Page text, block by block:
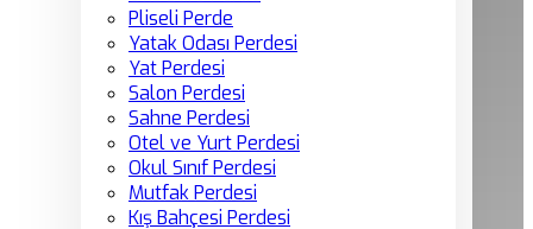
Pliseli Perde
Yatak Odası Perdesi
Yat Perdesi
Salon Perdesi
Sahne Perdesi
Otel ve Yurt Perdesi
Okul Sınıf Perdesi
Mutfak Perdesi
Kış Bahçesi Perdesi